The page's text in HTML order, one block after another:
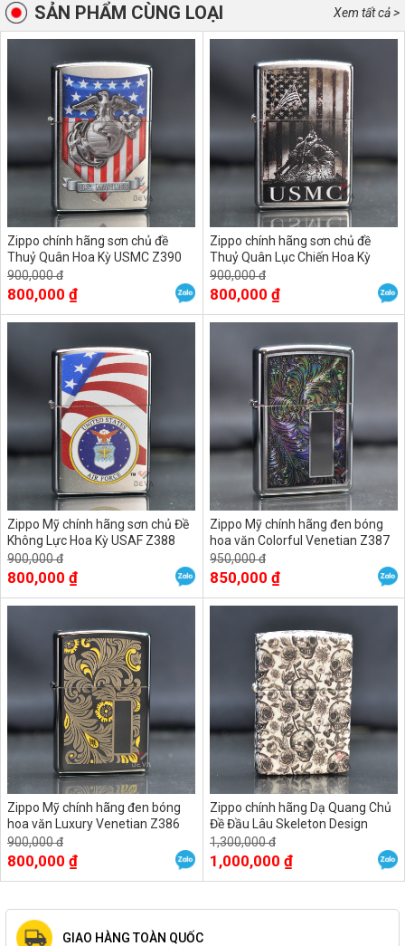
Xem tất cả >
SẢN PHẨM CÙNG LOẠI
Zippo chính hãng sơn chủ đề
Thuỷ Quân Hoa Kỳ USMC Z390
900,000 đ
800,000 ₫
Zippo chính hãng sơn chủ đề
Thuỷ Quân Lục Chiến Hoa Kỳ
USMC
900,000 đ
800,000 ₫
Zippo Mỹ chính hãng sơn chủ Đề
Không Lực Hoa Kỳ USAF Z388
900,000 đ
800,000 ₫
Zippo Mỹ chính hãng đen bóng
hoa văn Colorful Venetian Z387
950,000 đ
850,000 ₫
Zippo Mỹ chính hãng đen bóng
hoa văn Luxury Venetian Z386
900,000 đ
800,000 ₫
Zippo chính hãng Dạ Quang Chủ
Đề Đầu Lâu Skeleton Design
Z385
1,300,000 đ
1,000,000 ₫
GIAO HÀNG TOÀN QUỐC